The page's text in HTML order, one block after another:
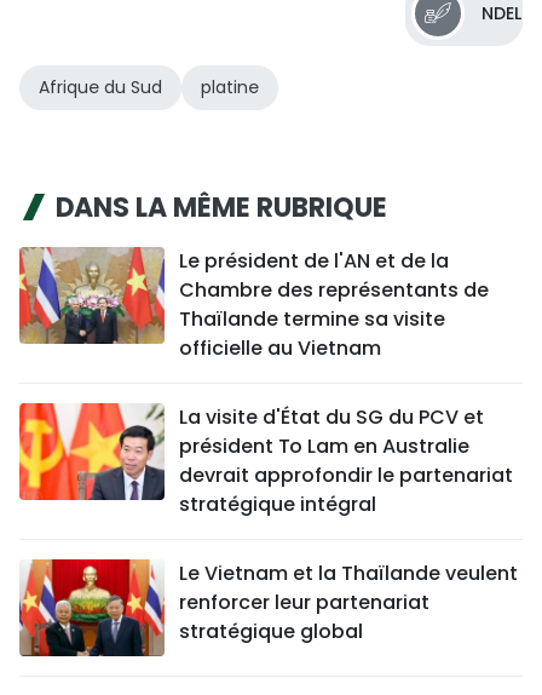
NDEL
Afrique du Sud platine
DANS LA MÊME RUBRIQUE
Le président de l'AN et de la
Chambre des représentants de
Thaïlande termine sa visite
officielle au Vietnam
La visite d'État du SG du PCV et
président To Lam en Australie
devrait approfondir le partenariat
stratégique intégral
Le Vietnam et la Thaïlande veulent
renforcer leur partenariat
stratégique global